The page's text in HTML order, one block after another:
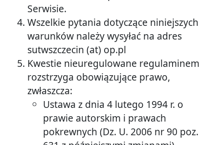
Serwisie.
Wszelkie pytania dotyczące niniejszych
warunków należy wysyłać na adres
sutwszczecin (at) op.pl
Kwestie nieuregulowane regulaminem
rozstrzyga obowiązujące prawo,
zwłaszcza:
Ustawa z dnia 4 lutego 1994 r. o
prawie autorskim i prawach
pokrewnych (Dz. U. 2006 nr 90 poz.